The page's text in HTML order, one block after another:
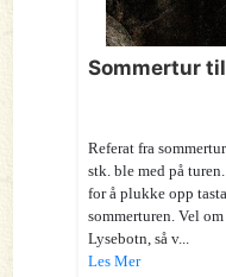
Sommertur
Referat fra
stk. ble med på
for å plukke opp
sommerturen. Vel
Lysebotn, så v...
Les Mer